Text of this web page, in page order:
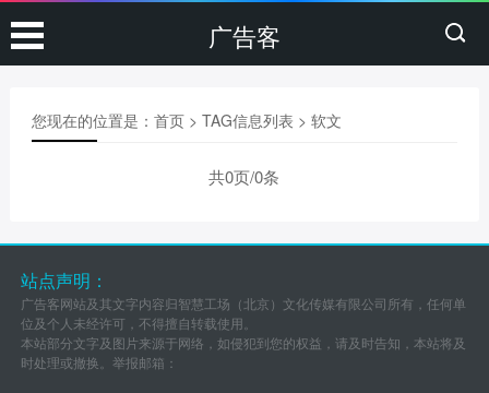
广告客
您现在的位置是： 首页> TAG信息列表 > 软文
共0页/0条
站点声明：
广告客网站及其文字内容归智慧工场（北京）文化传媒有限公司所有，任何单
位及个人未经许可，不得擅自转载使用。
本站部分文字及图片来源于网络，如侵犯到您的权益，请及时告知，本站将及
时处理或撤换。举报邮箱：